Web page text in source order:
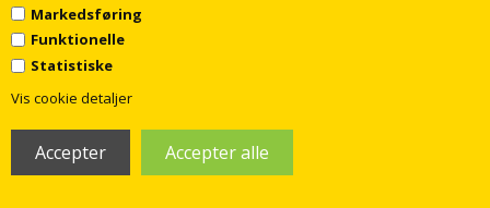
Markedsføring
Funktionelle
Statistiske
Vis cookie detaljer
Dansani Mido+ Classic møbelsæt
101cm med skuffe og hylde, Mat
sand
101cm med skuffe og hylde, Stribet